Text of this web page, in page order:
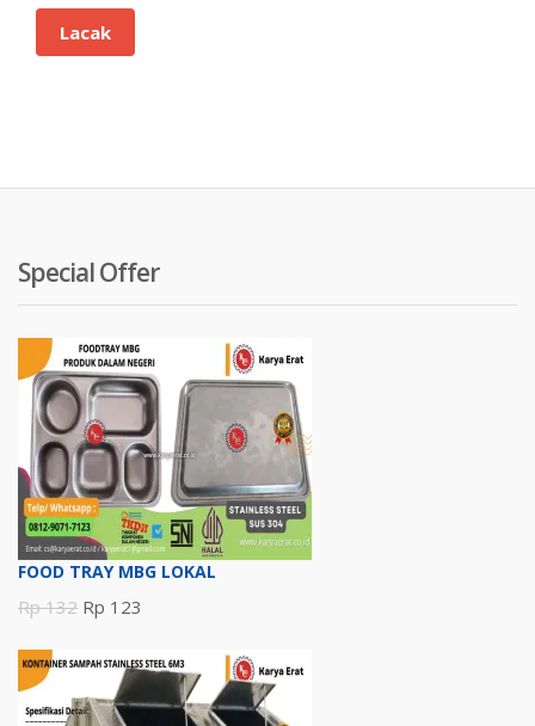
Lacak
Special Offer
FOOD TRAY MBG LOKAL
Rp132 Harga
adalah:
Rp 132.
Rp 123
ini
adalah: